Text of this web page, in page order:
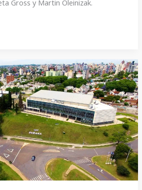
Gross y Martin Oleinizak.